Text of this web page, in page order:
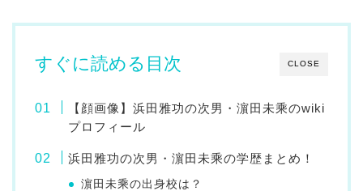
CLOSE
すぐに読める目次
【顔画像】浜田雅功の次男・濵田未乘のwiki
プロフィール
浜田雅功の次男・濵田未乘の学歴まとめ！
濵田未乘の出身校は？